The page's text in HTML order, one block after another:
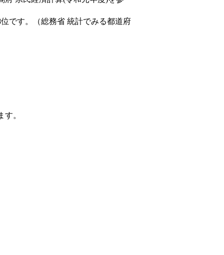
です。（総務省 統計でみる都道府
。